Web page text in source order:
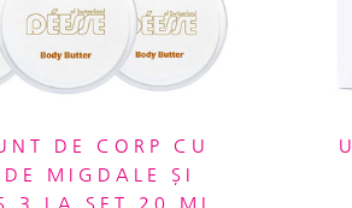
DE CORP CU
MIGDALE ȘI